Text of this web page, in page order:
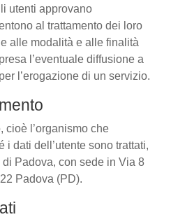
utenti approvano
al trattamento dei loro
alle modalità e alle finalità
l’eventuale diffusione a
l’erogazione di un servizio.
cioè l’organismo che
i dati dell’utente sono trattati,
Padova, con sede in Via 8
Padova (PD).